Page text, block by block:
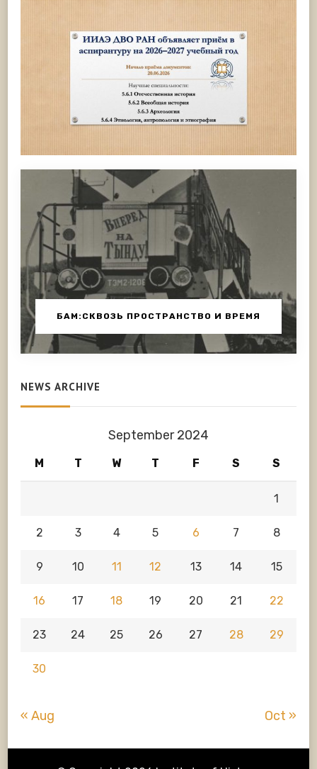
БАМ:СКВОЗЬ ПРОСТРАНСТВО И ВРЕМЯ
NEWS ARCHIVE
September 2024
M T W T F S S
1
2 3 4 5 6 7 8
9 10 11 12 13 14 15
16 17 18 19 20 21 22
23 24 25 26 27 28 29
30
« Aug Oct »